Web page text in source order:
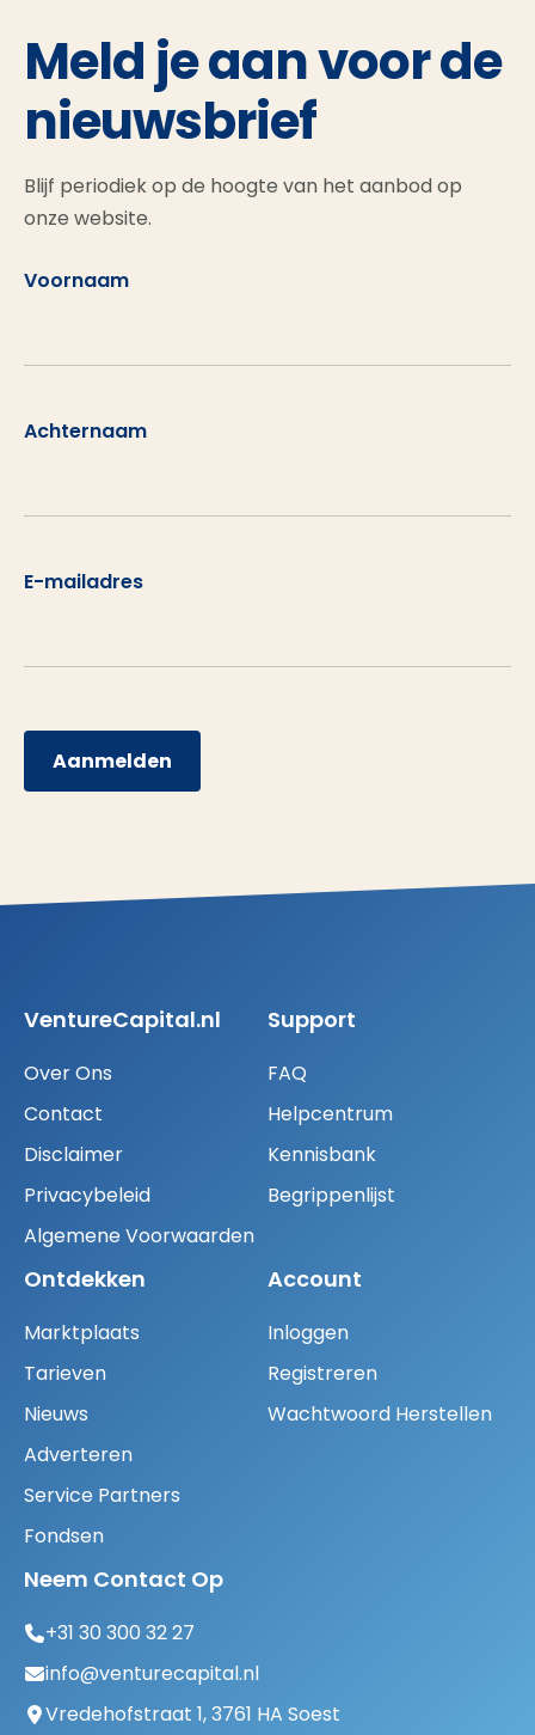
Meld je aan voor de
nieuwsbrief
Blijf periodiek op de hoogte van het aanbod op
onze website.
Voornaam
Achternaam
E-mailadres
Aanmelden
VentureCapital.nl
Over Ons
Contact
Disclaimer
Privacybeleid
Algemene Voorwaarden
Support
FAQ
Helpcentrum
Kennisbank
Begrippenlijst
Ontdekken
Marktplaats
Tarieven
Nieuws
Adverteren
Service Partners
Fondsen
Account
Inloggen
Registreren
Wachtwoord Herstellen
Neem Contact Op
+31 30 300 32 27
info@venturecapital.nl
Vredehofstraat 1, 3761 HA Soest